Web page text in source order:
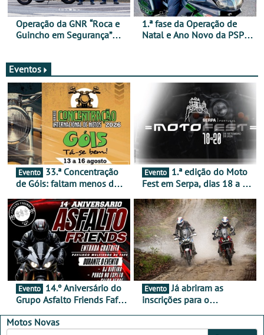
Operação da GNR “Roca e
Guincho em Segurança”
1.ª fase da Operação de
Natal e Ano Novo da PSP e
Eventos
Evento
de Góis: faltam menos de
16 de agosto
Evento
Fest em Serpa, dias 18 a 20
duas rodas invade o Baixo
Alentejo
Evento
Grupo Asfalto Friends Fafe,
2026
Evento Já abriram as
inscrições para o
Motos Novas